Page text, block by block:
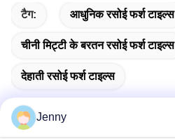
टैग: आधुनिक रसोई फर्श टाइल्स
चीनी मिट्टी के बरतन रसोई फर्श टाइल्स
देहाती रसोई फर्श टाइल्स
Jenny